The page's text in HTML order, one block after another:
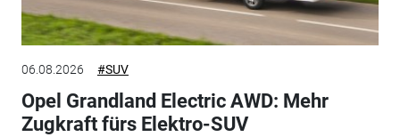
06.08.2026 #SUV
Opel Grandland Electric AWD: Mehr
Zugkraft fürs Elektro-SUV